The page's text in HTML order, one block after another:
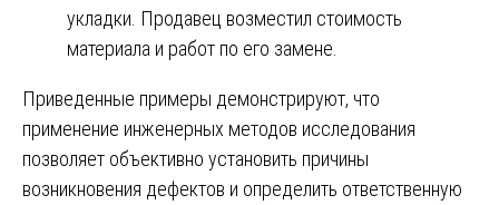
укладки. Продавец возместил стоимость
материала и работ по его замене.
Приведенные примеры демонстрируют, что
применение инженерных методов исследования
позволяет объективно установить причины
возникновения дефектов и определить ответственную